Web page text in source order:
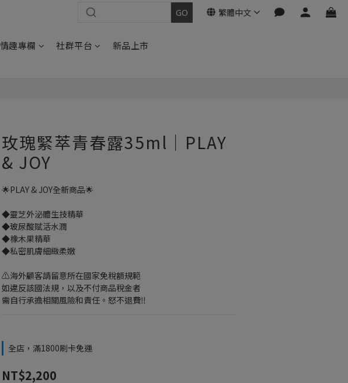
繁體中文
情趣專欄 社群平台 新品上市
玫瑰緊萃青春露35ml｜PLAY
& JOY
🌟PLAY & JOY全新商品🌟
◆靈芝外泌體生技精華
◆玻尿酸賦活水潤
◆橡木果精華
◆私密肌膚細緻柔嫩
⚠️海外顧客請留意所在國家免稅額規範
如違反該國法規，以及不付商品稅金者
需自行承擔相關風險和責任。怒不退費‼️
全店，滿1800刷卡免運
NT$2,200